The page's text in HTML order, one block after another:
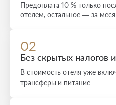
Предоплата 10 % только
отелем, остальное — за
02
Без скрытых налогов
В стоимость отеля уже
трансферы и питание